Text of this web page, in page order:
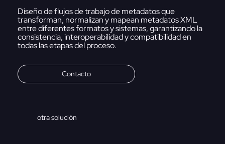
Diseño de flujos de trabajo de metadatos que
transforman, normalizan y mapean metadatos XML
entre diferentes formatos y sistemas, garantizando la
consistencia, interoperabilidad y compatibilidad en
todas las etapas del proceso.
Contacto
otra solución